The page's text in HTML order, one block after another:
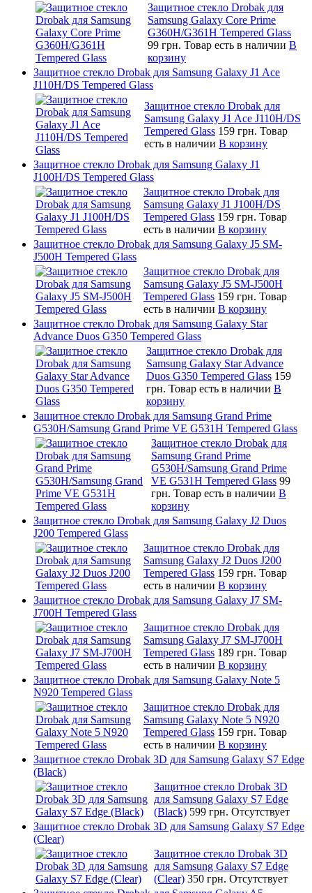
Защитное стекло Drobak для
Samsung Galaxy Core Prime
G360H/G361H Tempered Glass
99 грн. Товар есть в наличии В
корзину
Защитное стекло Drobak для Samsung Galaxy J1 Ace
J110H/DS Tempered Glass
Защитное стекло Drobak для
Samsung Galaxy J1 Ace J110H/DS
Tempered Glass 159 грн. Товар
есть в наличии В корзину
Защитное стекло Drobak для Samsung Galaxy J1
J100H/DS Tempered Glass
Защитное стекло Drobak для
Samsung Galaxy J1 J100H/DS
Tempered Glass 159 грн. Товар
есть в наличии В корзину
Защитное стекло Drobak для Samsung Galaxy J5 SM-
J500H Tempered Glass
Защитное стекло Drobak для
Samsung Galaxy J5 SM-J500H
Tempered Glass 159 грн. Товар
есть в наличии В корзину
Защитное стекло Drobak для Samsung Galaxy Star
Advance Duos G350 Tempered Glass
Защитное стекло Drobak для
Samsung Galaxy Star Advance
Duos G350 Tempered Glass 159
грн. Товар есть в наличии В
корзину
Защитное стекло Drobak для Samsung Grand Prime
G530H/Samsung Grand Prime VE G531H Tempered Glass
Защитное стекло Drobak для
Samsung Grand Prime
G530H/Samsung Grand Prime
VE G531H Tempered Glass 99
грн. Товар есть в наличии В
корзину
Защитное стекло Drobak для Samsung Galaxy J2 Duos
J200 Tempered Glass
Защитное стекло Drobak для
Samsung Galaxy J2 Duos J200
Tempered Glass 159 грн. Товар
есть в наличии В корзину
Защитное стекло Drobak для Samsung Galaxy J7 SM-
J700H Tempered Glass
Защитное стекло Drobak для
Samsung Galaxy J7 SM-J700H
Tempered Glass 189 грн. Товар
есть в наличии В корзину
Защитное стекло Drobak для Samsung Galaxy Note 5
N920 Tempered Glass
Защитное стекло Drobak для
Samsung Galaxy Note 5 N920
Tempered Glass 159 грн. Товар
есть в наличии В корзину
Защитное стекло Drobak 3D для Samsung Galaxy S7 Edge
(Black)
Защитное стекло Drobak 3D
для Samsung Galaxy S7 Edge
(Black) 599 грн. Отсутствует
Защитное стекло Drobak 3D для Samsung Galaxy S7 Edge
(Clear)
Защитное стекло Drobak 3D
для Samsung Galaxy S7 Edge
(Clear) 350 грн. Отсутствует